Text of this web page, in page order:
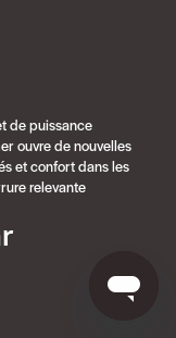
de puissance
ouvre de nouvelles
et confort dans les
relevante